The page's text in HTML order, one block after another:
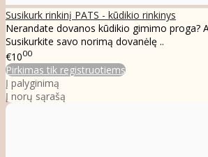
Susikurk rinkinį PATS - kūdikio rinkinys
Nerandate dovanos kūdikio gimimo proga?
Susikurkite savo norimą dovanėlę ..
€1000
Pirkimas tik registruotiems
Į palyginimą
Į norų sąrašą